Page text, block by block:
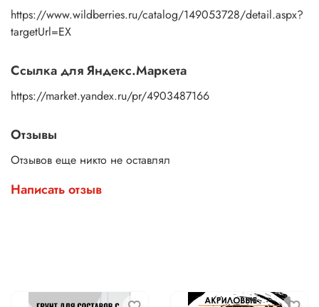
https://www.wildberries.ru/catalog/149053728/detail.aspx?
targetUrl=EX
Ссылка для Яндекс.Маркета
https://market.yandex.ru/pr/4903487166
Отзывы
Отзывов еще никто не оставлял
Написать отзыв